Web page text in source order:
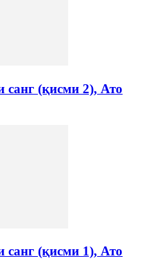
санг (қисми 2), Ато
санг (қисми 1), Ато